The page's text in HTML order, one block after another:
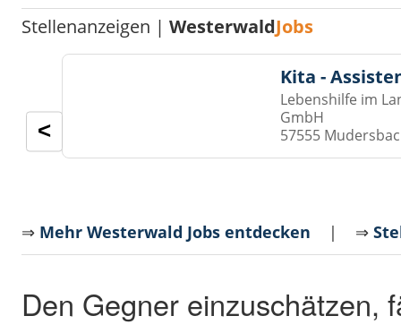
Stellenanzeigen |WesterwaldJobs
Kita -
Lebenshilfe im
GmbH
57555
<
⇒ Mehr Westerwald Jobs entdecken | ⇒
Den Gegner einzuschätzen,